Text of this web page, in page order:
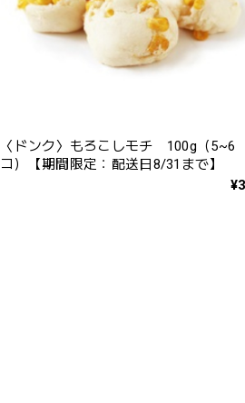
〈ドンク〉もろこしモチ 100g（5~6
コ）【期間限定：配送日8/31まで】